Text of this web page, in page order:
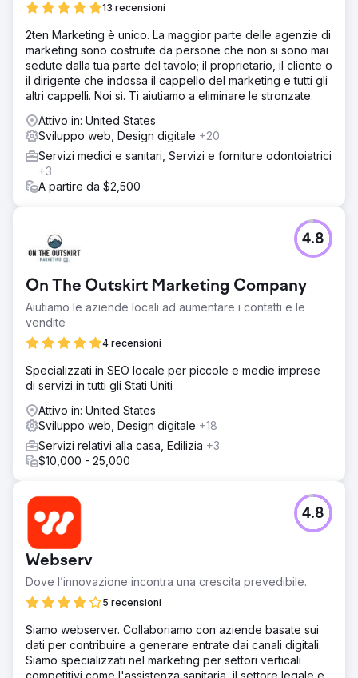
13 recensioni
2ten Marketing è unico. La maggior parte delle agenzie di
marketing sono costruite da persone che non si sono mai
sedute dalla tua parte del tavolo; il proprietario, il cliente o
il dirigente che indossa il cappello del marketing e tutti gli
altri cappelli. Noi sì. Ti aiutiamo a eliminare le stronzate.
Attivo in: United States
Sviluppo web, Design digitale +20
Servizi medici e sanitari, Servizi e forniture odontoiatrici
+3
A partire da $2,500
On The Outskirt Marketing Company
Aiutiamo le aziende locali ad aumentare i contatti e le
vendite
4 recensioni
4.8
Specializzati in SEO locale per piccole e medie imprese
di servizi in tutti gli Stati Uniti
Attivo in: United States
Sviluppo web, Design digitale +18
Servizi relativi alla casa, Edilizia +3
$10,000 - 25,000
Webserv
Dove l’innovazione incontra una crescita prevedibile.
5 recensioni
4.8
Siamo webserver. Collaboriamo con aziende basate sui
dati per contribuire a generare entrate dai canali digitali.
Siamo specializzati nel marketing per settori verticali
competitivi come l'assistenza sanitaria, il settore legale e